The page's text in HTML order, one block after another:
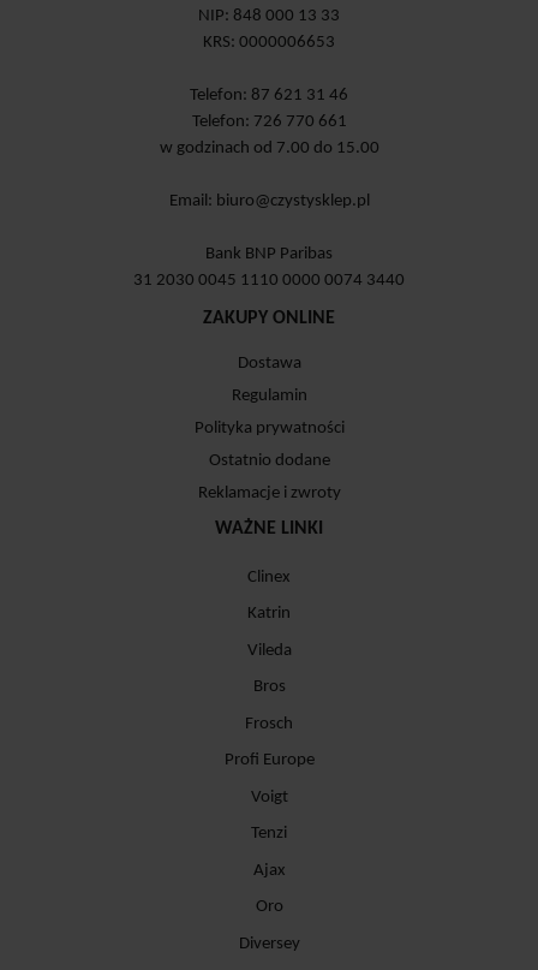
NIP: 848 000 13 33
KRS: 0000006653
Telefon: 87 621 31 46
Telefon: 726 770 661
w godzinach od 7.00 do 15.00
Email: biuro@czystysklep.pl
Bank BNP Paribas
31 2030 0045 1110 0000 0074 3440
ZAKUPY ONLINE
Dostawa
Regulamin
Polityka prywatności
Ostatnio dodane
Reklamacje i zwroty
WAŻNE LINKI
Clinex
Katrin
Vileda
Bros
Frosch
Profi Europe
Voigt
Tenzi
Ajax
Oro
Diversey